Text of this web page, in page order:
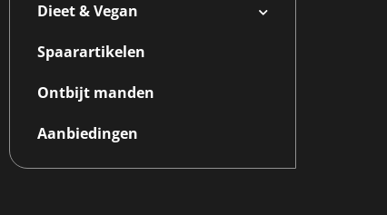
Dieet & Vegan
Spaarartikelen
Ontbijt manden
Aanbiedingen